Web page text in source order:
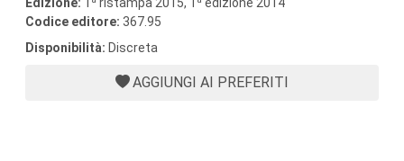
Codice editore: 367.95
Disponibilità: Discreta
AGGIUNGI AI PREFERITI